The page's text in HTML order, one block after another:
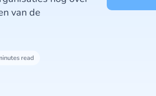
van de
read